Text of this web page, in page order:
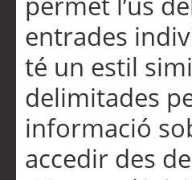
entrades
té un estil
delimitades
informació
accedir des